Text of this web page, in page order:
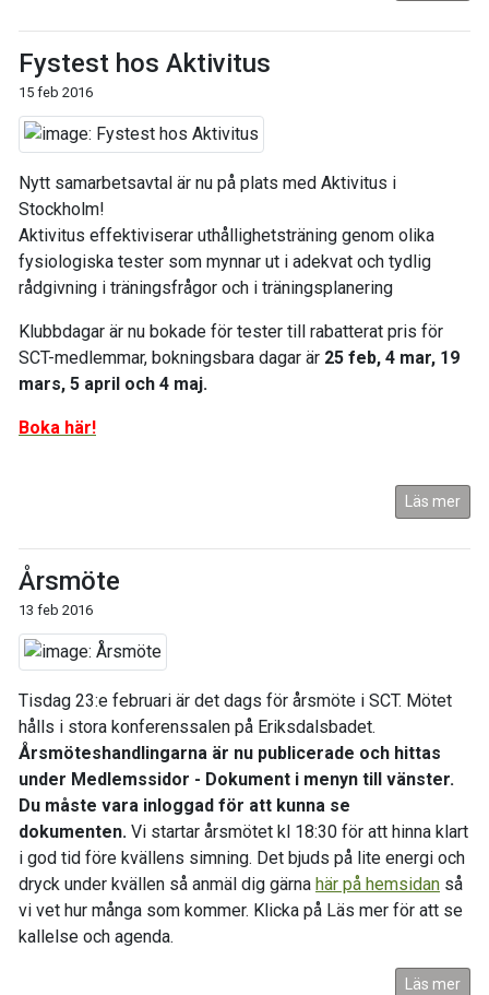
Fystest hos Aktivitus
15 feb 2016
Nytt samarbetsavtal är nu på plats med Aktivitus i
Stockholm!
Aktivitus effektiviserar uthållighetsträning genom olika
fysiologiska tester som mynnar ut i adekvat och tydlig
rådgivning i träningsfrågor och i träningsplanering
Klubbdagar är nu bokade för tester till rabatterat pris för
SCT-medlemmar, bokningsbara dagar är 25 feb, 4 mar, 19
mars, 5 april och 4 maj.
Boka här!
Läs mer
Årsmöte
13 feb 2016
Tisdag 23:e februari är det dags för årsmöte i SCT. Mötet
hålls i stora konferenssalen på Eriksdalsbadet.
Årsmöteshandlingarna är nu publicerade och hittas
under Medlemssidor - Dokument i menyn till vänster.
Du måste vara inloggad för att kunna se
dokumenten. Vi startar årsmötet kl 18:30 för att hinna klart
i god tid före kvällens simning. Det bjuds på lite energi och
dryck under kvällen så anmäl dig gärna här på hemsidan så
vi vet hur många som kommer. Klicka på Läs mer för att se
kallelse och agenda.
Läs mer